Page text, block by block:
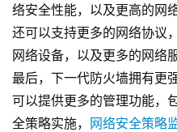
络安全性能，以及更高的网
还可以支持更多的网络协议
网络设备，以及更多的网络服
最后，下一代防火墙拥有更
可以提供更多的管理功能，
全策略实施， 网络安全策略